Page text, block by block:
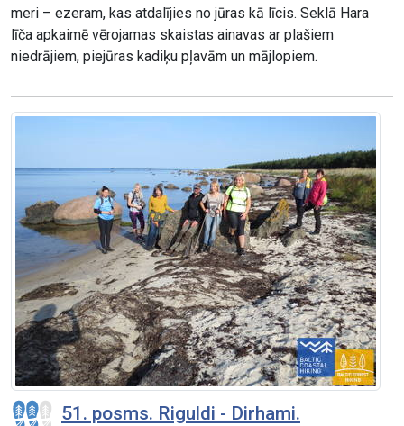
meri – ezeram, kas atdalījies no jūras kā līcis. Seklā Hara
līča apkaimē vērojamas skaistas ainavas ar plašiem
niedrājiem, piejūras kadiķu pļavām un mājlopiem.
51. posms. Riguldi - Dirhami.